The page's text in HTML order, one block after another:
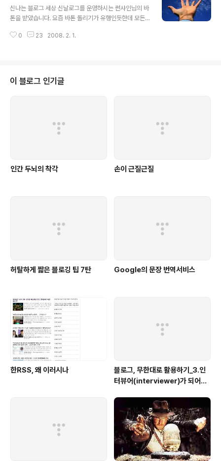
足裸 전문가만 하는건가보다' 등의 한계를 느껴버리게 됩
니다. 블로그를 처음 접하는 분들에겐 이런 넘치는 정보들
의 집합체로 여겨지고 근접할 수 없는 철옹성으로 느껴지
신나는 블로그 세상 신날로그를 운영하시는 썬샤인님의 바
톤을 받았습니다. 요즘 바톤 돌리기가 유행인듯한데 모든
의 질문은 '블로거'입니다. '블로그를 운영하는 사람 = 블로
1. 블로거는 사람이다. 우리가 블로그에서 타인의 글을 읽
고 또 타인의 글을 읽은 느낌을 댓글이나 트랙백으로 소통
0 23 2008. 2. 1.
이 블로그 인기글
인간 두뇌의 착각 손이 근질근질
허탈하게 짧은 블로깅 팁 7탄 Google의 문장 번역서비스
한RSS, 왜 이러시나
블로그, 무한대로 활용하기_3.인
터뷰어(interviewer)가 되어보